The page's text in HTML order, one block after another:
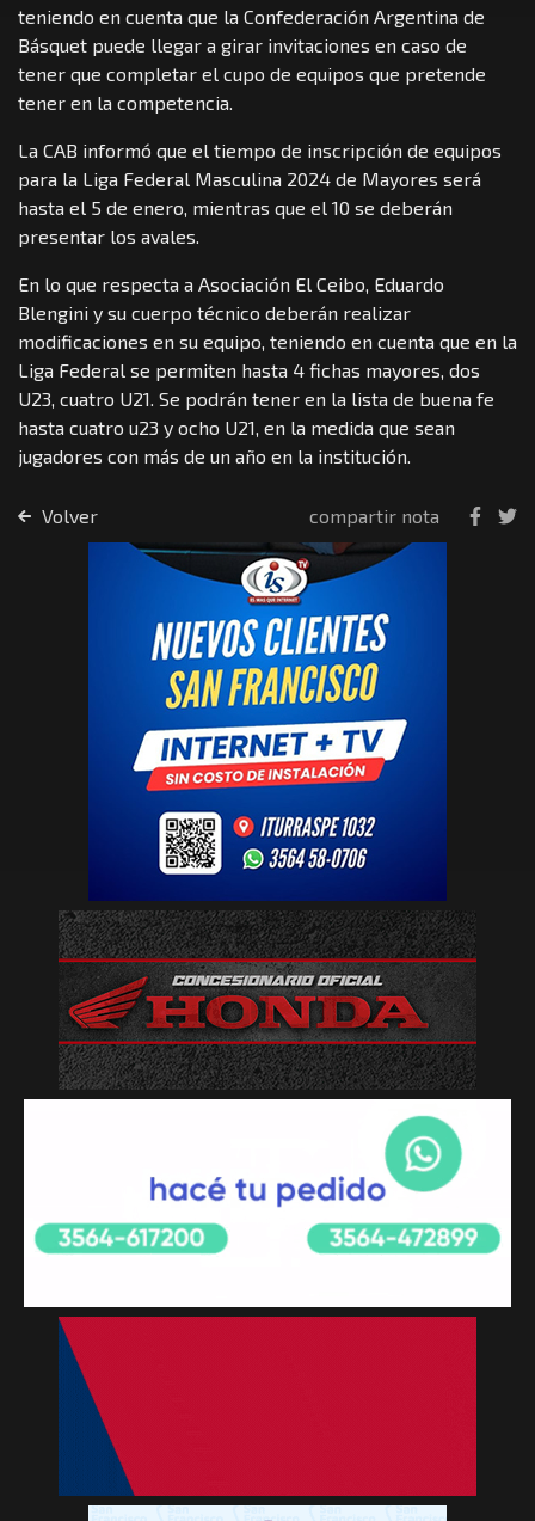
teniendo en cuenta que la Confederación Argentina de
Básquet puede llegar a girar invitaciones en caso de
tener que completar el cupo de equipos que pretende
tener en la competencia.
La CAB informó que el tiempo de inscripción de equipos
para la Liga Federal Masculina 2024 de Mayores será
hasta el 5 de enero, mientras que el 10 se deberán
presentar los avales.
En lo que respecta a Asociación El Ceibo, Eduardo
Blengini y su cuerpo técnico deberán realizar
modificaciones en su equipo, teniendo en cuenta que en la
Liga Federal se permiten hasta 4 fichas mayores, dos
U23, cuatro U21. Se podrán tener en la lista de buena fe
hasta cuatro u23 y ocho U21, en la medida que sean
jugadores con más de un año en la institución.
Volver compartir nota